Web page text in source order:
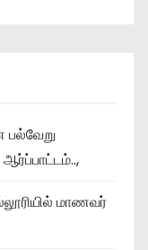
மாணவர்